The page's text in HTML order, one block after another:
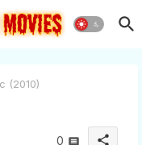
(2010)
0 share